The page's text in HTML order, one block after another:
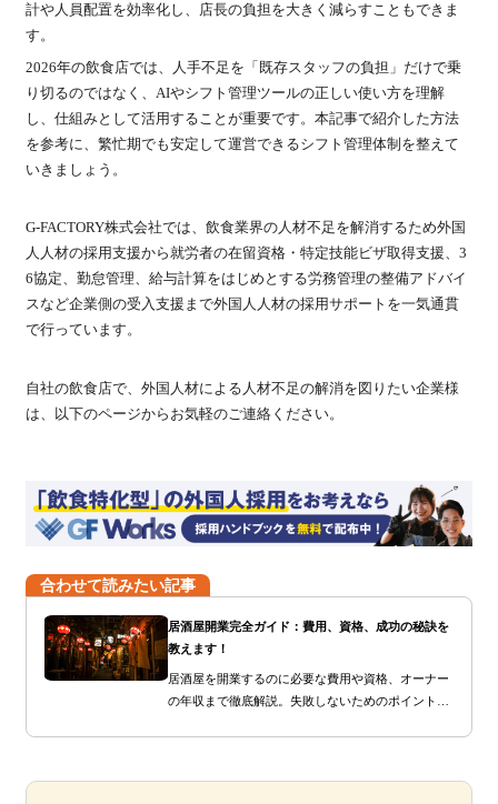
計や人員配置を効率化し、店長の負担を大きく減らすこともできま
す。
2026年の飲食店では、人手不足を「既存スタッフの負担」だけで乗
り切るのではなく、AIやシフト管理ツールの正しい使い方を理解
し、仕組みとして活用することが重要です。本記事で紹介した方法
を参考に、繁忙期でも安定して運営できるシフト管理体制を整えて
いきましょう。
G-FACTORY株式会社では、飲食業界の人材不足を解消するため外国
人人材の採用支援から就労者の在留資格・特定技能ビザ取得支援、3
6協定、勤怠管理、給与計算をはじめとする労務管理の整備アドバイ
スなど企業側の受入支援まで外国人人材の採用サポートを一気通貫
で行っています。
自社の飲食店で、外国人材による人材不足の解消を図りたい企業様
は、以下のページからお気軽のご連絡ください。
合わせて読みたい記事
居酒屋開業完全ガイド：費用、資格、成功の秘訣を
教えます！
居酒屋を開業するのに必要な費用や資格、オーナー
の年収まで徹底解説。失敗しないためのポイントも